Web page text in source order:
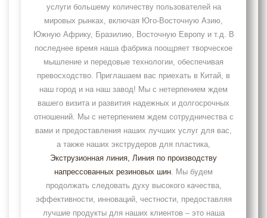
услуги большему количеству пользователей на
мировых рынках, включая Юго-Восточную Азию,
Южную Африку, Бразилию, Восточную Европу и т.д. В
последнее время наша фабрика поощряет творческое
мышление и передовые технологии, обеспечивая
превосходство. Приглашаем вас приехать в Китай, в
наш город и на наш завод! Мы с нетерпением ждем
вашего визита и развития надежных и долгосрочных
отношений. Мы с нетерпением ждем сотрудничества с
вами и предоставления наших лучших услуг для вас,
а также наших экструдеров для пластика,
Экструзионная линия, Линия по производству
напрессованных резиновых шин. Мы будем
продолжать следовать духу высокого качества,
эффективности, инноваций, честности, предоставляя
лучшие продукты для наших клиентов – это наша